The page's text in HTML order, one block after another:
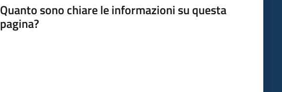
Quanto sono chiare le informazioni su questa
pagina?